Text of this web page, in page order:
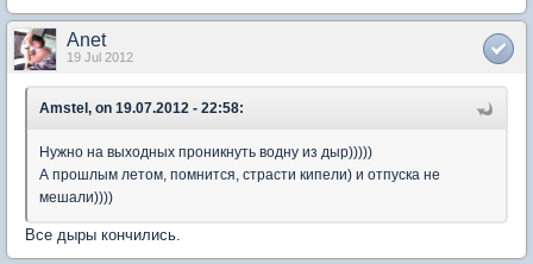
Anet
19 Jul 2012
Amstel, on 19.07.2012 - 22:58:
Нужно на выходных проникнуть водну из дыр)))))
А прошлым летом, помнится, страсти кипели) и отпуска не
мешали))))
Все дыры кончились.